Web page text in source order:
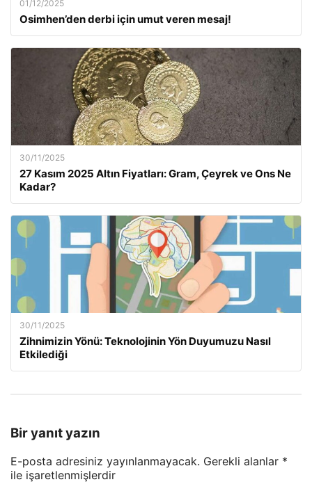
01/12/2025
Osimhen’den derbi için umut veren mesaj!
30/11/2025
27 Kasım 2025 Altın Fiyatları: Gram, Çeyrek ve Ons Ne
Kadar?
30/11/2025
Zihnimizin Yönü: Teknolojinin Yön Duyumuzu Nasıl
Etkilediği
Bir yanıt yazın
E-posta adresiniz yayınlanmayacak. Gerekli alanlar *
ile işaretlenmişlerdir